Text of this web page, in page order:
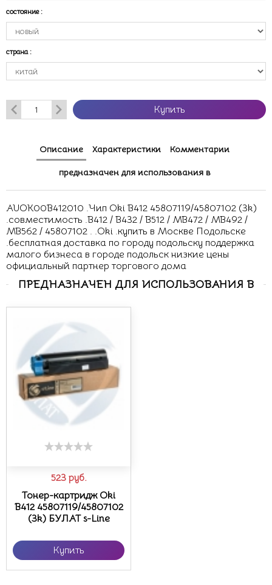
состояние :
страна :
Купить
Описание Характеристики Комментарии
предназначен для использования в
AUOK00B412010 .Чип Oki B412 45807119/45807102 (3k)
.совместимость .B412 / B432 / B512 / MB472 / MB492 /
MB562 / 45807102 . .Oki .купить в Москве Подольске
.бесплатная доставка по городу подольску поддержка
малого бизнеса в городе подольск низкие цены
официальный партнер торгового дома
ПРЕДНАЗНАЧЕН ДЛЯ ИСПОЛЬЗОВАНИЯ В
523 руб.
Тонер-картридж Oki
B412 45807119/45807102
(3k) БУЛАТ s-Line
Купить